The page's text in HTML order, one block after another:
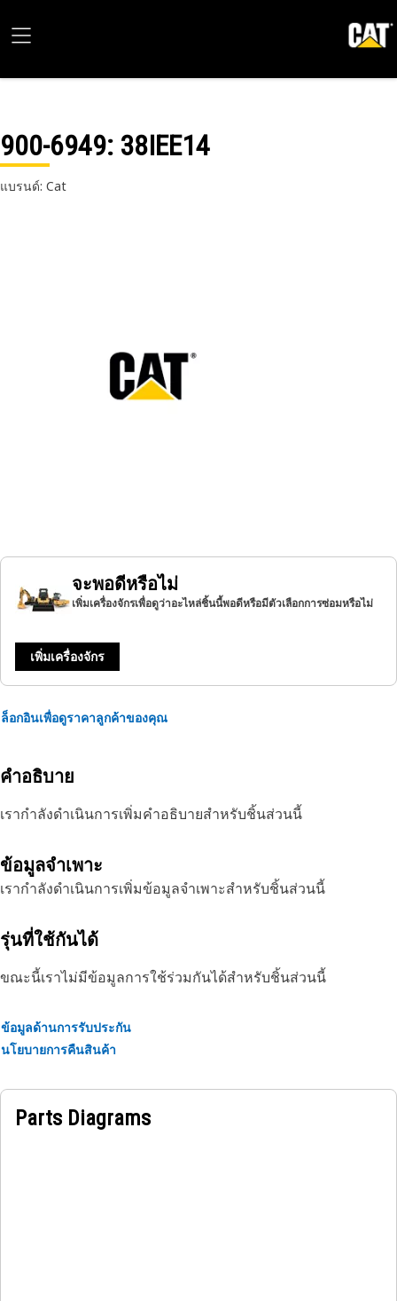
900-6949: 38IEE14
แบรนด์: Cat
จะพอดีหรือไม่
เพิ่มเครื่องจักรเพื่อดูว่าอะไหล่ชิ้นนี้พอดีหรือมีตัวเลือกการซ่อมหรือไม่
เพิ่มเครื่องจักร
ล็อกอินเพื่อดูราคาลูกค้าของคุณ
คำอธิบาย
เรากำลังดำเนินการเพิ่มคำอธิบายสำหรับชิ้นส่วนนี้
ข้อมูลจำเพาะ
เรากำลังดำเนินการเพิ่มข้อมูลจำเพาะสำหรับชิ้นส่วนนี้
รุ่นที่ใช้กันได้
ขณะนี้เราไม่มีข้อมูลการใช้ร่วมกันได้สำหรับชิ้นส่วนนี้
ข้อมูลด้านการรับประกัน
นโยบายการคืนสินค้า
Parts Diagrams